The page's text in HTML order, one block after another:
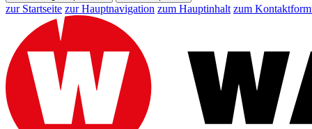
zur Startseite zur Hauptnavigation zum Hauptinhalt zum